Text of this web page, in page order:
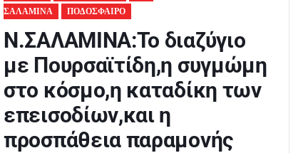
ΣΑΛΑΜΙΝΑ
ΠΟΔΟΣΦΑΙΡΟ
N.ΣΑΛΑΜΙΝΑ:Το διαζύγιο
με Πουρσαϊτίδη,η συγμώμη
στο κόσμο,η καταδίκη των
επεισοδίων,και η
προσπάθεια παραμονής